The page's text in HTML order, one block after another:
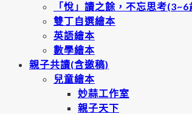
「悅」讀之餘，不忘思考(3~6
雙丁自選繪本
英語繪本
數學繪本
親子共讀(含邀稿)
兒童繪本
妙蒜工作室
親子天下